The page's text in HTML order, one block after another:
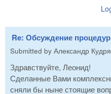
Re: Обсуждение
Submitted by Александр
Здравствуйте, Леонид!
Сделанные Вами
сняли бы ныне стоящие